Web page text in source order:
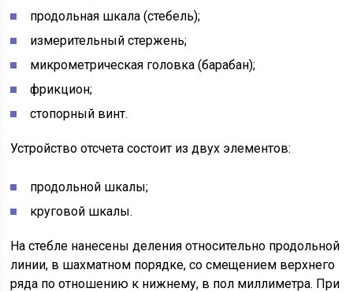
продольная шкала (стебель);
измерительный стержень;
микрометрическая головка (барабан);
фрикцион;
стопорный винт.
Устройство отсчета состоит из двух элементов:
продольной шкалы;
круговой шкалы.
На стебле нанесены деления относительно продольной
линии, в шахматном порядке, со смещением верхнего
ряда по отношению к нижнему, в пол миллиметра. При